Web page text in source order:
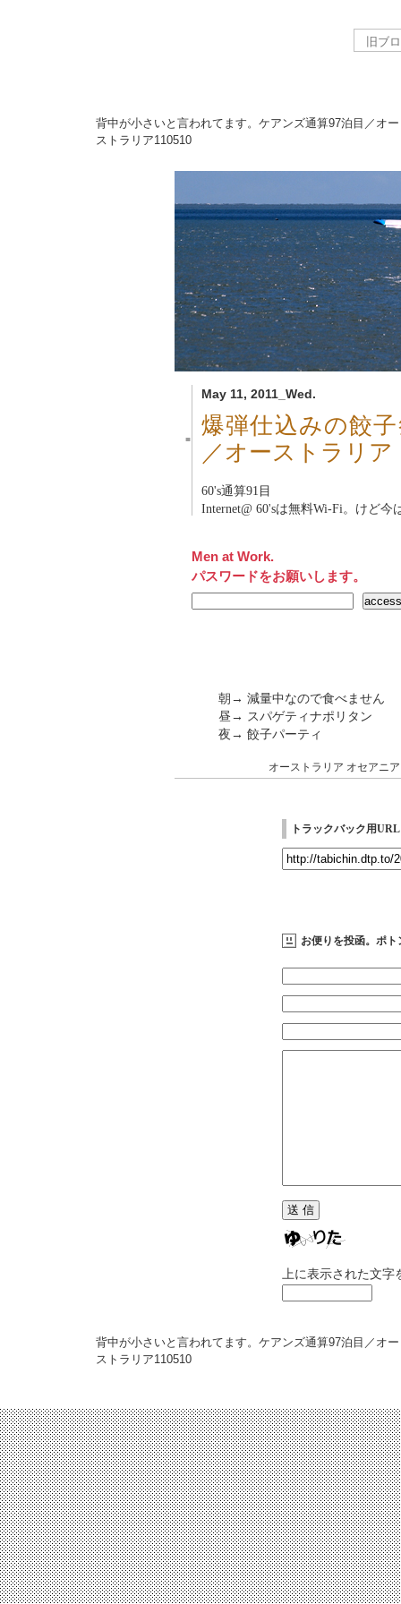
背中が小さいと言われてます。ケアンズ通算97泊目／オー
ストラリア110510
May 11, 2011_Wed.
■
爆弾仕込みの餃
／オーストラリア
60's通算91目
Internet@ 60'sは無料Wi-Fi。けど今
Men at Work.
パスワードをお願いします。
朝→ 減量中なので食べません
昼→ スパゲティナポリタン
夜→ 餃子パーティ
オーストラリア オセアニア
トラックバック用URL
お便りを投函。ポト
上に表示された文
背中が小さいと言われてます。ケアンズ通算97泊目／オー
ストラリア110510